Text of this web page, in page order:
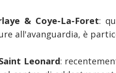
& Coye-La-Foret:
all'avanguardia, è
Leonard: